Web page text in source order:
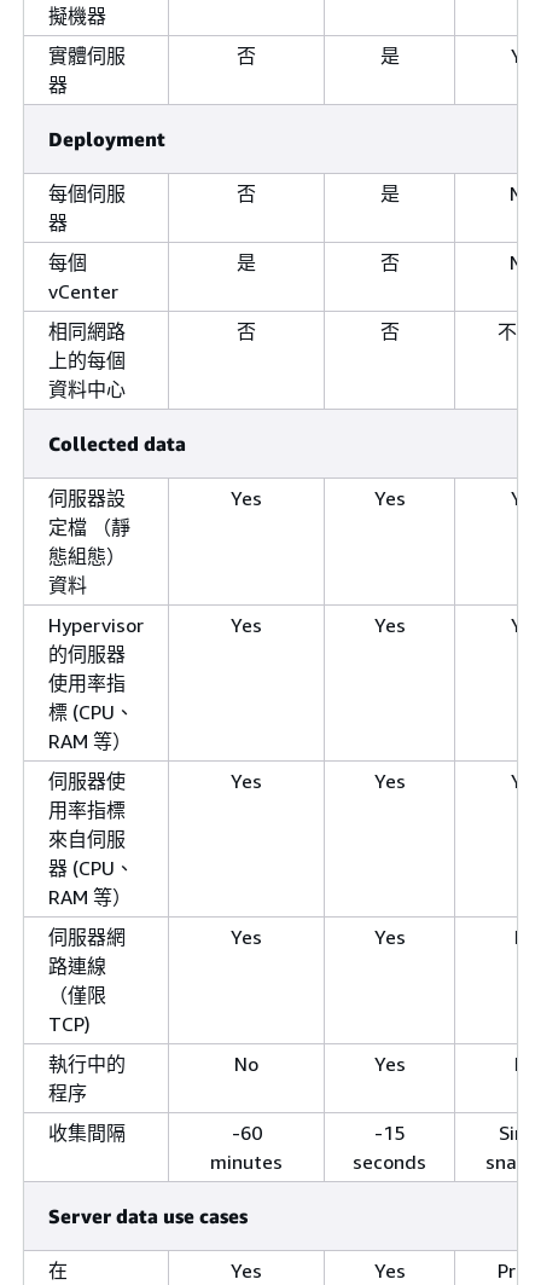
擬機器
實體伺服
器
否 是 Yes
Deployment
每個伺服
器
否 是 N/
每個
vCenter
是 否 N/
相同網路
上的每個
資料中心
否 否 不適
Collected data
伺服器設
定檔 （靜
態組態）
資料
Yes Yes Yes
Hypervisor
的伺服器
使用率指
標 (CPU、
RAM 等）
Yes Yes Yes
伺服器使
用率指標
來自伺服
器 (CPU、
RAM 等）
Yes Yes Yes
伺服器網
路連線
（僅限
TCP)
Yes Yes No
執行中的
程序
No Yes No
收集間隔
-60
minutes
-15
seconds
Server data use cases
在
Yes Yes